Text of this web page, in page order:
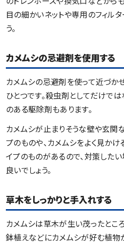
目の細かいネットや専用のフィル
う。
カメムシの忌避剤を使用する
カメムシの忌避剤を使って近づか
ひとつです。殺虫剤としてだけで
のある駆除剤もあります。
カメムシが止まりそうな壁や玄関
プのものや、カメムシをよく見か
イプのものがあるので、対策した
良いでしょう。
草木をしっかりと手入れする
カメムシは草木が生い茂ったとこ
鉢植えなどにカメムシが好む植物